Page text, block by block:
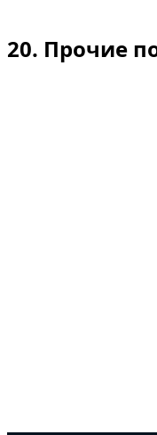
20. Прочие